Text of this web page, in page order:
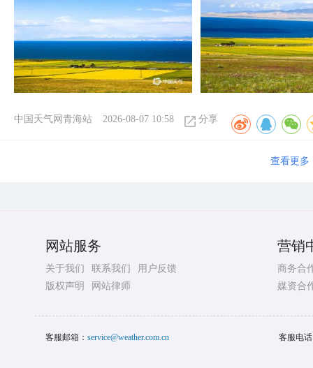
中国天气网青海站 2026-08-07 10:58 分享
查看更多
网站服务
关于我们 联系我们
用户反馈
版权声明
网站律师
营销
商务合
媒资合
客服邮箱： service@weather.com.cn 客服电